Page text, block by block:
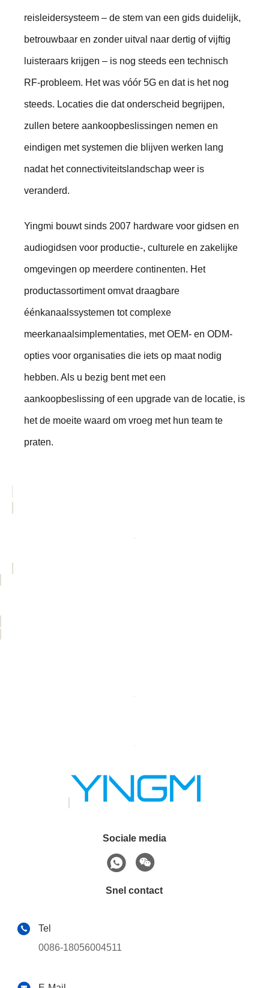
reisleidersysteem – de stem van een gids duidelijk,
betrouwbaar en zonder uitval naar dertig of vijftig
luisteraars krijgen – is nog steeds een technisch
RF-probleem. Het was vóór 5G en dat is het nog
steeds. Locaties die dat onderscheid begrijpen,
zullen betere aankoopbeslissingen nemen en
eindigen met systemen die blijven werken lang
nadat het connectiviteitslandschap weer is
veranderd.
Yingmi bouwt sinds 2007 hardware voor gidsen en
audiogidsen voor productie-, culturele en zakelijke
omgevingen op meerdere continenten. Het
productassortiment omvat draagbare
éénkanaalssystemen tot complexe
meerkanaalsimplementaties, met OEM- en ODM-
opties voor organisaties die iets op maat nodig
hebben. Als u bezig bent met een
aankoopbeslissing of een upgrade van de locatie, is
het de moeite waard om vroeg met hun team te
praten.
Sociale media
Snel contact
Tel
0086-18056004511